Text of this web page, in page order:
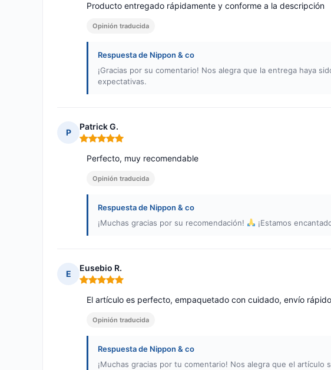
Producto entregado rápidamente y conforme a la descripción
Opinión traducida
Respuesta de Nippon & co
¡Gracias por su comentario! Nos alegra que la entrega haya
expectativas.
P
Patrick G.
Nota: 5 de 5
Perfecto, muy recomendable
Opinión traducida
Respuesta de Nippon & co
¡Muchas gracias por su recomendación! ¡Estamos
E
Eusebio R.
Nota: 5 de 5
El artículo es perfecto, empaquetado con cuidado, envío
Opinión traducida
Respuesta de Nippon & co
¡Muchas gracias por tu comentario! Nos alegra que el